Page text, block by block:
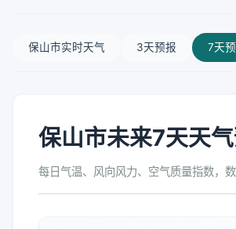
保山市实时天气 3天预报 7天
保山市未来7天天
每日气温、风向风力、空气质量指数，